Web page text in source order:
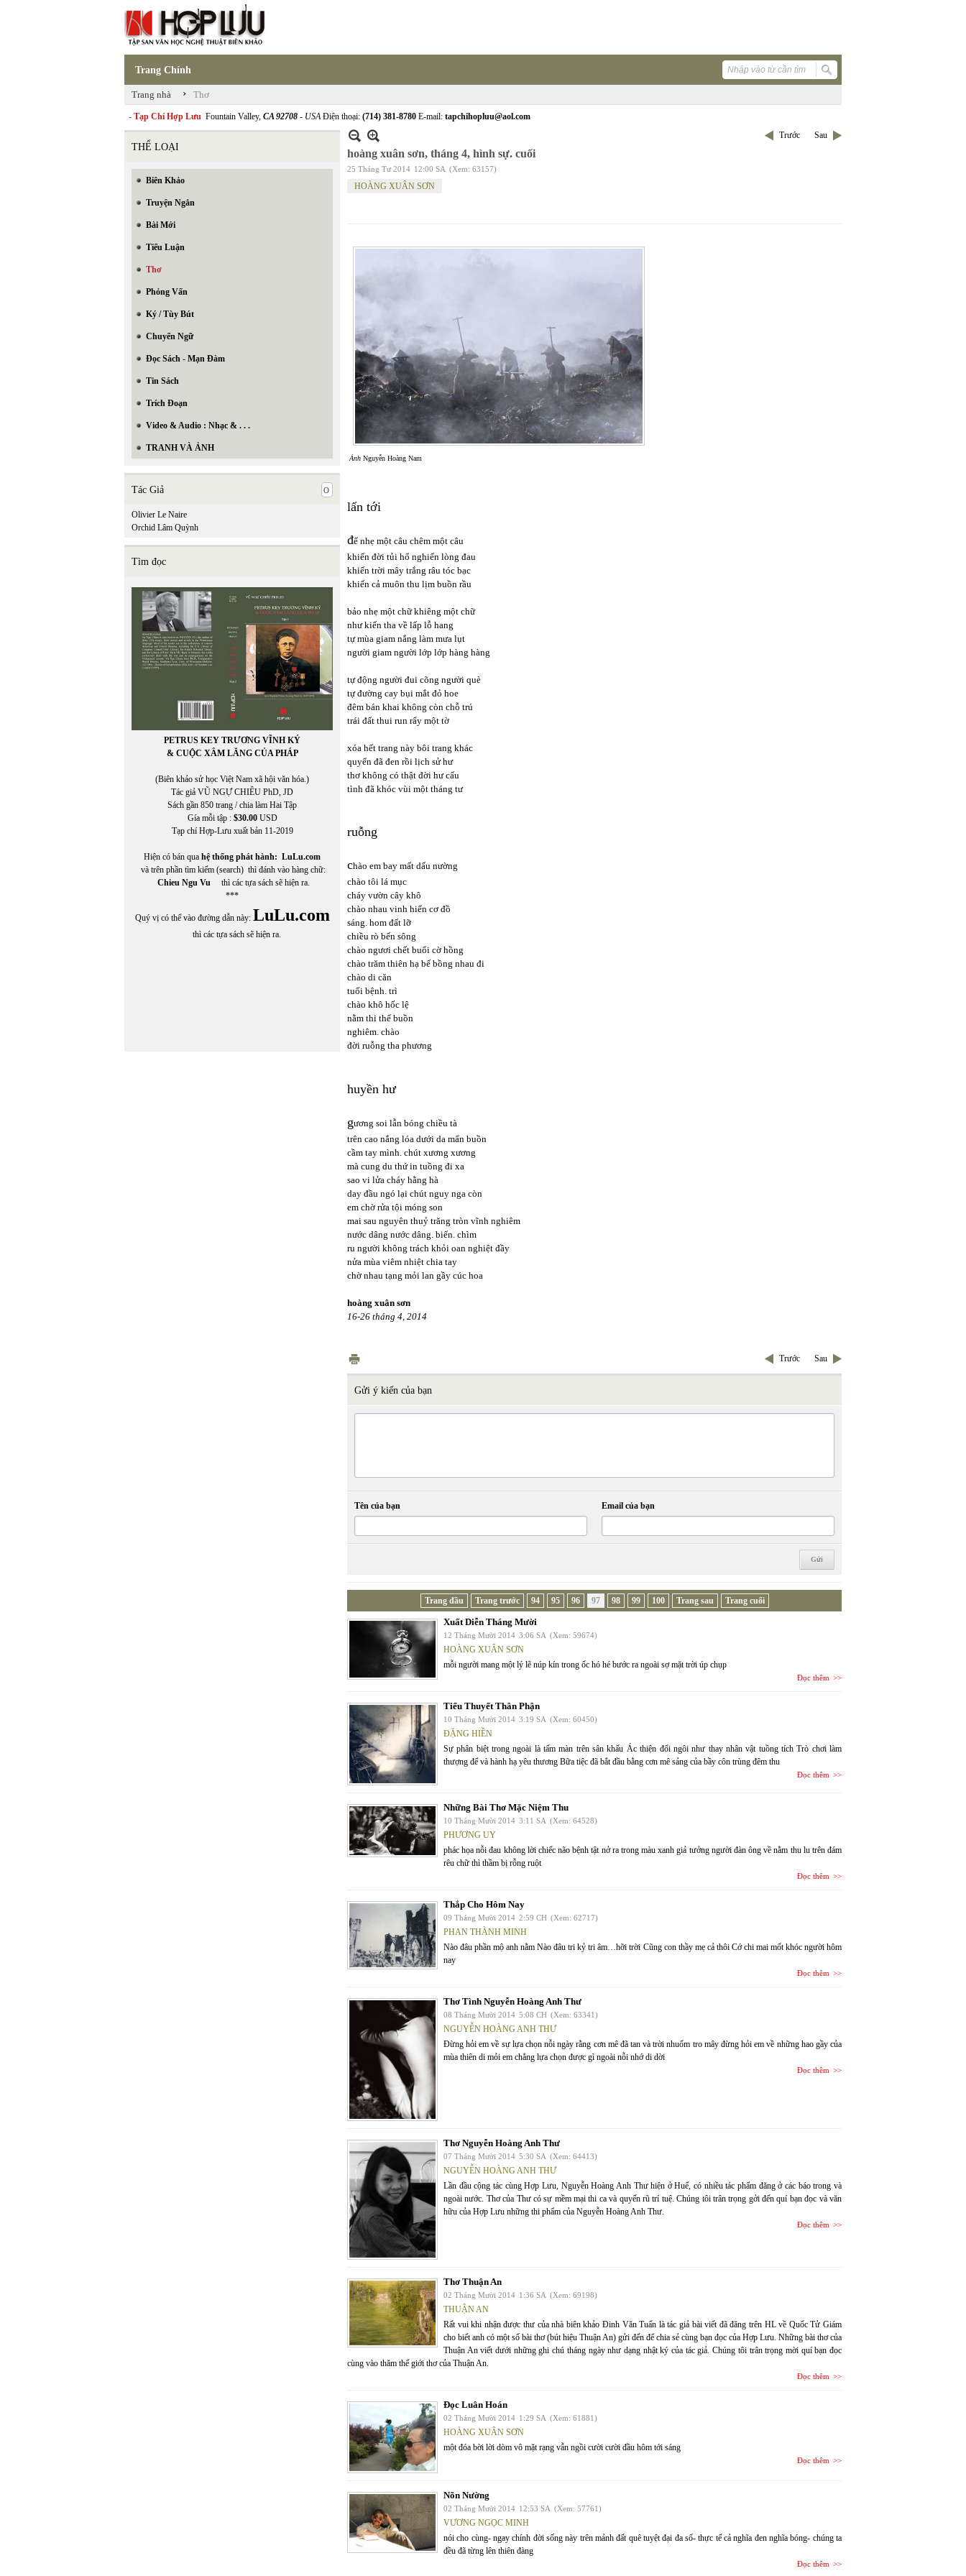
Trang Chính
Trang nhà › Thơ
- Tạp Chí Hợp Lưu Fountain Valley, CA 92708 - USAĐiện thoại: (714) 381-8780 E-mail: tapchihopluu@aol.com
THỂ LOẠI
Biên Khảo
Truyện Ngắn
Bài Mới
Tiểu Luận
Thơ
Phỏng Vấn
Ký / Tùy Bút
Chuyển Ngữ
Đọc Sách - Mạn Đàm
Tin Sách
Trích Đoạn
Video & Audio : Nhạc & . . .
TRANH VÀ ẢNH
Tác Giả
Olivier Le Naire
Orchid Lâm Quỳnh
Tìm đọc
PETRUS KEY TRƯƠNG VĨNH KÝ
& CUỘC XÂM LĂNG CỦA PHÁP
(Biên khảo sử học Việt Nam xã hội văn hóa.)
Tác giả VŨ NGỰ CHIÊU PhD, JD
Sách gần 850 trang / chia làm Hai Tập
Gía mỗi tập : $30.00USD
Tạp chí Hợp-Lưu xuất bản 11-2019
Hiện có bán qua hệ thống phát hành: LuLu.com
và trên phần tìm kiếm (search) thì đánh vào hàng chữ:
Chieu Ngu Vu thì các tựa sách sẽ hiện ra.
***
Quý vị có thể vào đường dẫn này: LuLu.com
thì các tựa sách sẽ hiện ra.
Trước Sau
hoàng xuân sơn, tháng 4, hình sự. cuối
25 Tháng Tư 2014 12:00 SA (Xem: 63157)
HOÀNG XUÂN SƠN
Ảnh Nguyễn Hoàng Nam
lấn tới
để nhẹ một câu chêm một câu
khiến đời tủi hổ nghiến lòng đau
khiến trời mây trắng râu tóc bạc
khiến cả muôn thu lịm buồn rầu
bảo nhẹ một chữ khiêng một chữ
như kiến tha về lấp lỗ hang
tự mùa giam nắng làm mưa lụt
người giam người lớp lớp hàng hàng
tự động người đui cõng người què
tự đường cay bụi mắt đỏ hoe
đêm bán khai không còn chỗ trú
trái đất thui run rẩy một tờ
xóa hết trang này bôi trang khác
quyển đã đen rồi lịch sử hư
thơ không có thật đời hư cấu
tình đã khóc vùi một tháng tư
ruỗng
chào em bay mất dấu nường
chào tôi lá mục
cháy vườn cây khô
chào nhau vinh hiển cơ đồ
sáng. hom đất lỡ
chiều rò bến sông
chào ngươi chết buổi cờ hồng
chào trăm thiên hạ bế bồng nhau đi
chào di căn
tuổi bệnh. trì
chào khô hốc lệ
nằm thi thể buồn
nghiêm. chào
đời ruỗng tha phương
huyền hư
gương soi lẫn bóng chiều tà
trên cao nắng lóa dưới da mẩn buồn
cầm tay mình. chút xương xương
mà cung du thứ in tuồng đi xa
sao vi lửa cháy hằng hà
day đầu ngó lại chút nguy nga còn
em chờ rửa tội móng son
mai sau nguyên thuỷ trăng tròn vĩnh nghiêm
nước dâng nước dâng. biển. chìm
ru người không trách khỏi oan nghiệt đầy
nửa mùa viêm nhiệt chia tay
chờ nhau tạng mỏi lan gầy cúc hoa
hoàng xuân sơn
16-26 tháng 4, 2014
Trước Sau
Gửi ý kiến của bạn
Tên của bạn Email của bạn
Trang đầu Trang trước 94 95 96 97 98 99 100 Trang sau Trang cuối
Xuất Diễn Tháng Mười
12 Tháng Mười 2014 3:06 SA (Xem: 59674)
HOÀNG XUÂN SƠN
mỗi người mang một lý lẽ núp kín trong ốc hó hé bước ra ngoài sợ mặt trời úp chụp
Đọc thêm
Tiểu Thuyết Thân Phận
10 Tháng Mười 2014 3:19 SA (Xem: 60450)
ĐẶNG HIỀN
Sự phân biệt trong ngoài là tấm màn trên sân khấu Ác thiện đổi ngôi như thay nhân vật tuồng tích Trò chơi làm
thượng đế và hành hạ yêu thương Bữa tiệc đã bắt đầu bằng cơn mê sảng của bầy côn trùng đêm thu
Đọc thêm
Những Bài Thơ Mặc Niệm Thu
10 Tháng Mười 2014 3:11 SA (Xem: 64528)
PHƯƠNG UY
phác họa nỗi đau không lời chiếc não bệnh tật nở ra trong màu xanh giả tưởng người đàn ông về nằm thu lu trên đám
rêu chữ thì thầm bị rỗng ruột
Đọc thêm
Thắp Cho Hôm Nay
09 Tháng Mười 2014 2:59 CH (Xem: 62717)
PHAN THÀNH MINH
Nào đâu phần mộ anh nằm Nào đâu tri kỷ tri âm…hỡi trời Cũng con thầy mẹ cả thôi Cớ chi mai mốt khóc người hôm
nay
Đọc thêm
Thơ Tình Nguyễn Hoàng Anh Thư
08 Tháng Mười 2014 5:08 CH (Xem: 63341)
NGUYỄN HOÀNG ANH THƯ
Đừng hỏi em về sự lựa chọn nỗi ngày rằng cơn mê đã tan và trời nhuốm tro mây đừng hỏi em về những hao gầy của
mùa thiên di mỏi em chẳng lựa chọn được gì ngoài nỗi nhớ di dời
Đọc thêm
Thơ Nguyễn Hoàng Anh Thư
07 Tháng Mười 2014 5:30 SA (Xem: 64413)
NGUYỄN HOÀNG ANH THƯ
Lần đầu cộng tác cùng Hợp Lưu, Nguyễn Hoàng Anh Thư hiện ở Huế, có nhiều tác phẩm đăng ở các báo trong và
ngoài nước. Thơ của Thư có sự mềm mại thi ca và quyến rũ trí tuệ. Chúng tôi trân trọng gởi đến quí bạn đọc và văn
hữu của Hợp Lưu những thi phẩm của Nguyễn Hoàng Anh Thư.
Đọc thêm
Thơ Thuận An
02 Tháng Mười 2014 1:36 SA (Xem: 69198)
THUẬN AN
Rất vui khi nhận được thư của nhà biên khảo Đinh Văn Tuấn là tác giả bài viết đã đăng trên HL về Quốc Tử Giám
cho biết anh có một số bài thơ (bút hiệu Thuận An) gửi đến để chia sẻ cùng bạn đọc của Hợp Lưu. Những bài thơ của
Thuận An viết dưới những ghi chú tháng ngày như dạng nhật ký của tác giả. Chúng tôi trân trọng mời quí bạn đọc
cùng vào thăm thế giới thơ của Thuận An.
Đọc thêm
Đọc Luân Hoán
02 Tháng Mười 2014 1:29 SA (Xem: 61881)
HOÀNG XUÂN SƠN
một đóa bời lời dòm vô mặt rạng vẫn ngồi cười cười đầu hôm tới sáng
Đọc thêm
Nõn Nường
02 Tháng Mười 2014 12:53 SA (Xem: 57761)
VƯƠNG NGỌC MINH
nói cho cùng- ngay chính đời sống này trên mảnh đất quê tuyệt đại đa số- thực tế cả nghĩa đen nghĩa bóng- chúng ta
đều đã từng lên thiên đàng
Đọc thêm